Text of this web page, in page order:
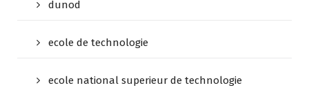
dunod
ecole de technologie
ecole national superieur de technologie